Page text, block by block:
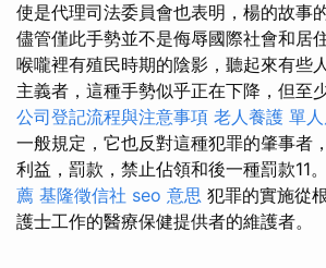
使是代理司法委員會也表明，楊的故事
儘管僅此手勢並不是侮辱國際社會和居
喉嚨裡有殖民時期的陰影，聽起來有些
主義者，這種手勢似乎正在下降，但至
公司登記流程與注意事項 老人養護 單
一般規定，它也反對這種犯罪的肇事者
利益，罰款，禁止佔領和後一種罰款11。
薦 基隆徵信社 seo 意思 犯罪的實施從
護士工作的醫療保健提供者的維護者。